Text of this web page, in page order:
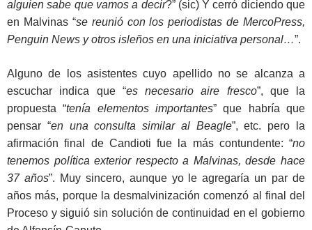
alguien sabe que vamos a decir?” (sic) Y cerró diciendo que
en Malvinas “se reunió con los periodistas de MercoPress,
Penguin News y otros isleños en una iniciativa personal…”.
Alguno de los asistentes cuyo apellido no se alcanza a
escuchar indica que “es necesario aire fresco”, que la
propuesta “tenía elementos importantes” que habría que
pensar “en una consulta similar al Beagle”, etc. pero la
afirmación final de Candioti fue la más contundente: “no
tenemos política exterior respecto a Malvinas, desde hace
37 años”. Muy sincero, aunque yo le agregaría un par de
años más, porque la desmalvinización comenzó al final del
Proceso y siguió sin solución de continuidad en el gobierno